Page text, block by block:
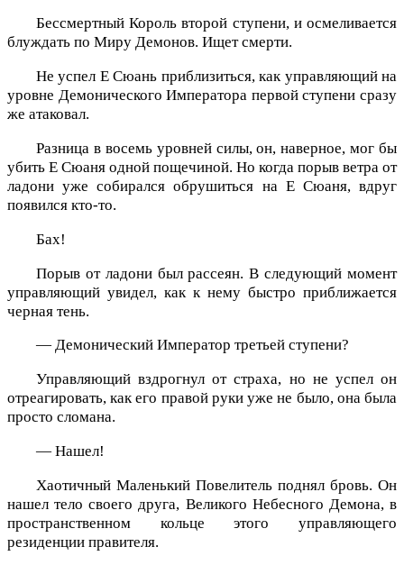
Бессмертный Король второй ступени, и осмеливается
блуждать по Миру Демонов. Ищет смерти.
Не успел Е Сюань приблизиться, как управляющий на
уровне Демонического Императора первой ступени сразу
же атаковал.
Разница в восемь уровней силы, он, наверное, мог бы
убить Е Сюаня одной пощечиной. Но когда порыв ветра от
ладони уже собирался обрушиться на Е Сюаня, вдруг
появился кто-то.
Бах!
Порыв от ладони был рассеян. В следующий момент
управляющий увидел, как к нему быстро приближается
черная тень.
— Демонический Император третьей ступени?
Управляющий вздрогнул от страха, но не успел он
отреагировать, как его правой руки уже не было, она была
просто сломана.
— Нашел!
Хаотичный Маленький Повелитель поднял бровь. Он
нашел тело своего друга, Великого Небесного Демона, в
пространственном кольце этого управляющего
резиденции правителя.